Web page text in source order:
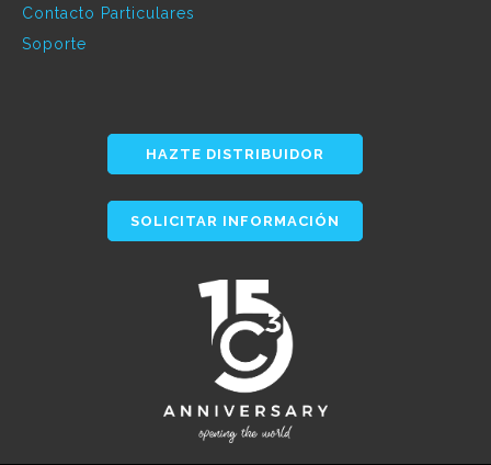
Contacto Particulares
Soporte
HAZTE DISTRIBUIDOR
SOLICITAR INFORMACIÓN